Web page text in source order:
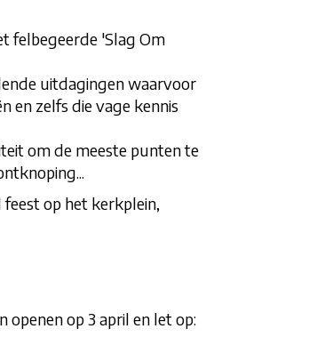
felbegeerde 'Slag Om
uitdagingen waarvoor
en zelfs die vage kennis
om de meeste punten te
op het kerkplein,
openen op 3 april en let op: